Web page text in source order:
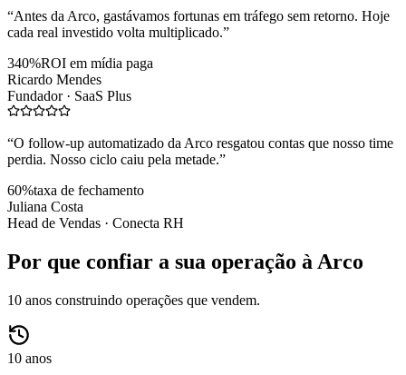
“Antes da Arco, gastávamos fortunas em tráfego sem retorno. Hoje
cada real investido volta multiplicado.”
340%ROI em mídia paga
Ricardo Mendes
Fundador · SaaS Plus
“O follow-up automatizado da Arco resgatou contas que nosso time
perdia. Nosso ciclo caiu pela metade.”
60%taxa de fechamento
Juliana Costa
Head de Vendas · Conecta RH
Por que confiar a sua operação à Arco
10 anos construindo operações que vendem.
10 anos